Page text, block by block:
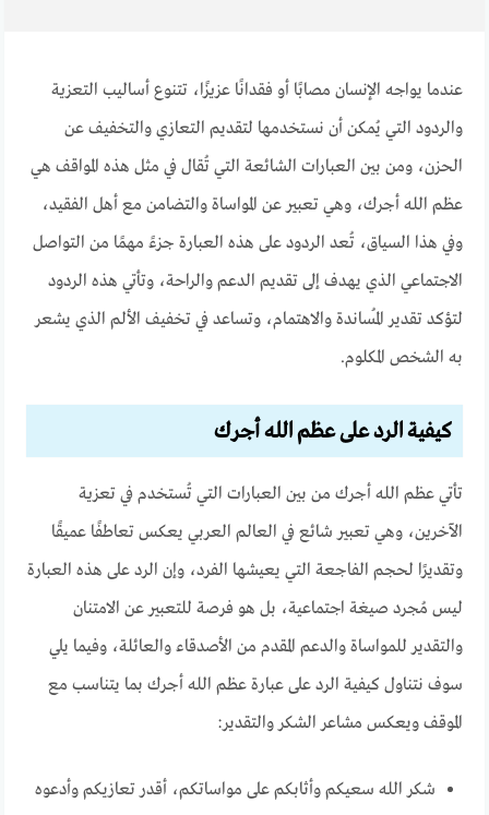
عندما يواجه الإنسان مصابًا أو فقدانًا عزيزًا، تتنوع أساليب التعزية
والردود التي يُمكن أن نستخدمها لتقديم التعازي والتخفيف عن
الحزن، ومن بين العبارات الشائعة التي تُقال في مثل هذه المواقف هي
عظم الله أجرك، وهي تعبير عن المواساة والتضامن مع أهل الفقيد،
وفي هذا السياق، تُعد الردود على هذه العبارة جزءً مهمًا من التواصل
الاجتماعي الذي يهدف إلى تقديم الدعم والراحة، وتأتي هذه الردود
لتؤكد تقدير المُساندة والاهتمام، وتساعد في تخفيف الألم الذي يشعر
به الشخص المكلوم.
كيفية الرد على عظم الله أجرك
تأتي عظم الله أجرك من بين العبارات التي تُستخدم في تعزية
الآخرين، وهي تعبير شائع في العالم العربي يعكس تعاطفًا عميقًا
وتقديرًا لحجم الفاجعة التي يعيشها الفرد، وإن الرد على هذه العبارة
ليس مُجرد صيغة اجتماعية، بل هو فرصة للتعبير عن الامتنان
والتقدير للمواساة والدعم المقدم من الأصدقاء والعائلة، وفيما يلي
سوف نتناول كيفية الرد على عبارة عظم الله أجرك بما يتناسب مع
الموقف ويعكس مشاعر الشكر والتقدير:
شكر الله سعيكم وأثابكم على مواساتكم، أقدر تعازيكم وأدعوه